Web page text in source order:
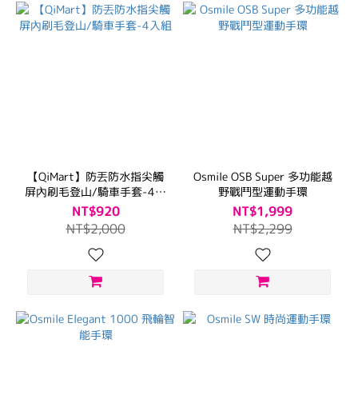
【QiMart】防丟防水指尖觸
屏內刷毛登山/騎車手套-4入
組
NT$920
NT$2,000
Osmile OSB Super 多功能越
野戰鬥型運動手環
NT$1,999
NT$2,299